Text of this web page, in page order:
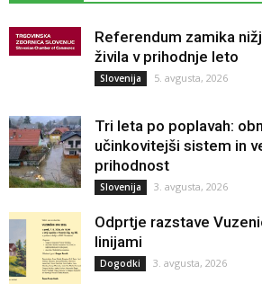
Referendum zamika
živila v prihodnje leto
Slovenija 5. avgusta, 2026
Tri leta po poplavah:
učinkovitejši sistem in
prihodnost
Slovenija 3. avgusta, 2026
Odprtje razstave
linijami
Dogodki 3. avgusta, 2026